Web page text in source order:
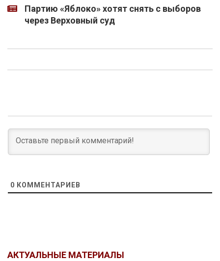
Партию «Яблоко» хотят снять с выборов
через Верховный суд
0 КОММЕНТАРИЕВ
АКТУАЛЬНЫЕ МАТЕРИАЛЫ